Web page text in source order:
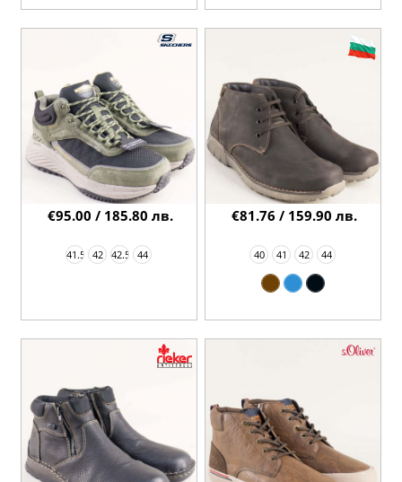
41.5 42 42.5 44
€95.00 / 185.80 лв.
40 41 42 44
€81.76 / 159.90 лв.